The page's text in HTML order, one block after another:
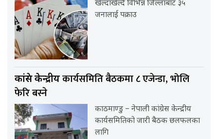
खेल्दाखेल्दै विभिन्न जिल्लाबाट ३५
जनालाई पक्राउ
कांग्रेस केन्द्रीयकार्यसमिति बैठकमा ८ एजेन्डा, भोलि
फेरि बस्ने
काठमाण्डु – नेपाली कांग्रेस केन्द्रीय
कार्यसमितिको जारी बैठक छलफलका
लागि